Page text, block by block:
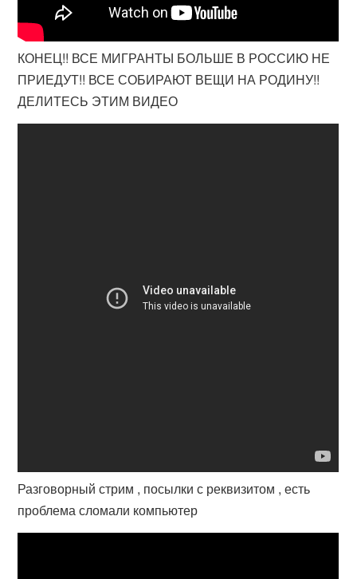
КОНЕЦ!! ВСЕ МИГРАНТЫ БОЛЬШЕ В РОССИЮ НЕ
ПРИЕДУТ!! ВСЕ СОБИРАЮТ ВЕЩИ НА РОДИНУ!!
ДЕЛИТЕСЬ ЭТИМ ВИДЕО
Разговорный стрим , посылки с реквизитом , есть
проблема сломали компьютер